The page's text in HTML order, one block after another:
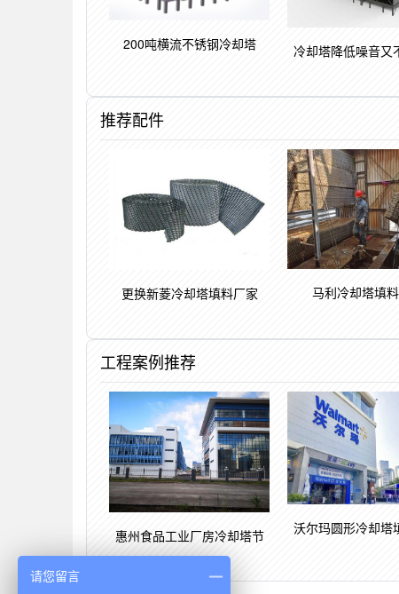
200吨横流不锈钢冷却塔 冷却塔降低噪音又
推荐配件
更换新菱冷却塔填料厂家 马利冷却塔填
工程案例推荐
惠州食品工业厂房冷却塔节 沃尔玛圆形冷却塔
请您留言